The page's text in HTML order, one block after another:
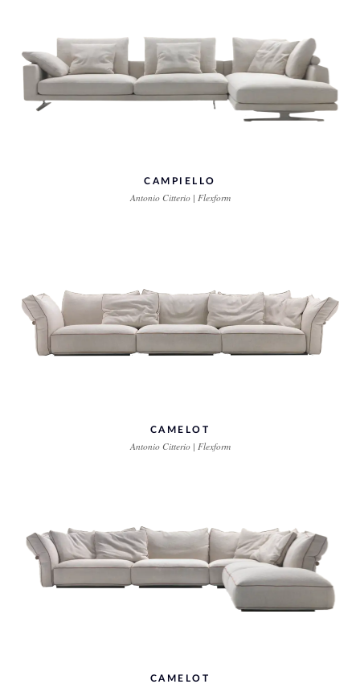
CAMPIELLO
Antonio Citterio | Flexform
CAMELOT
Antonio Citterio | Flexform
CAMELOT